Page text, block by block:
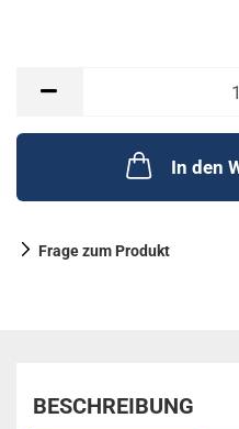
In den
Frage zum Produkt
BESCHREIBUNG